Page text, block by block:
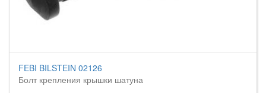
FEBI BILSTEIN 02126
Болт крепления крышки шатуна